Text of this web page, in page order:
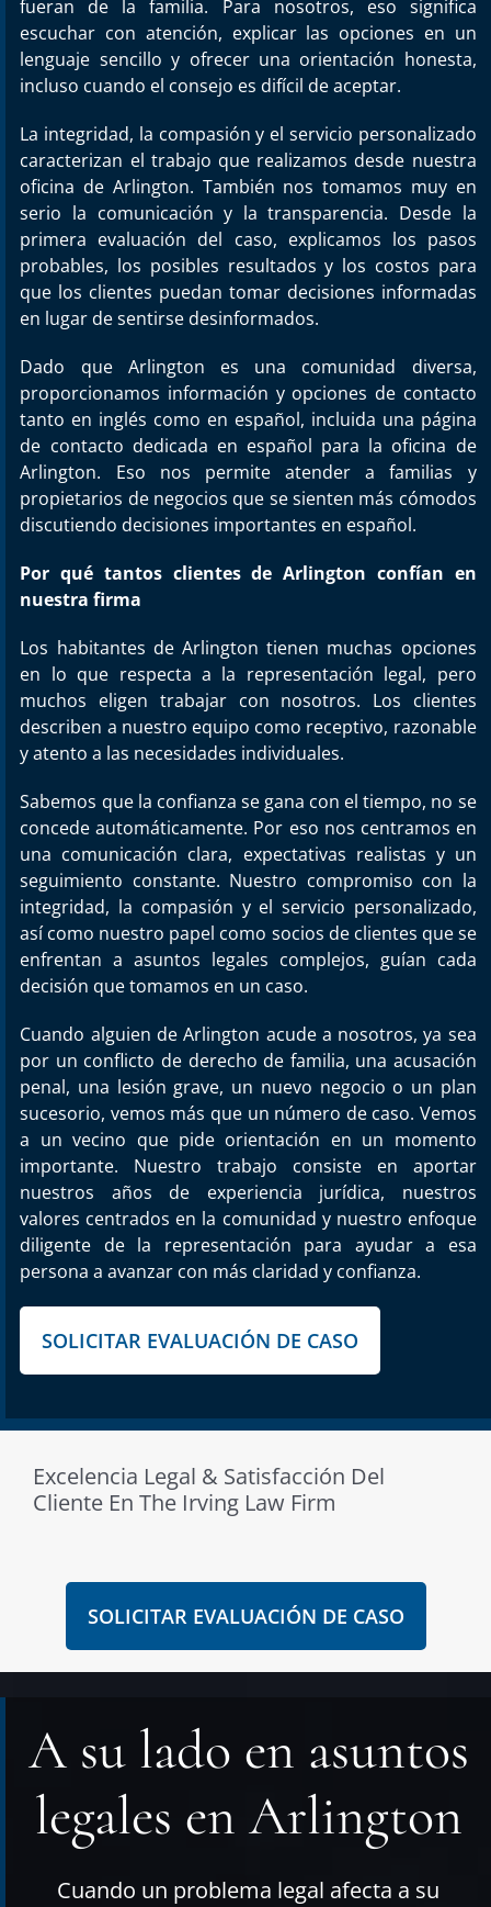
fueran de la familia. Para nosotros, eso significa
escuchar con atención, explicar las opciones en un
lenguaje sencillo y ofrecer una orientación honesta,
incluso cuando el consejo es difícil de aceptar.
La integridad, la compasión y el servicio personalizado
caracterizan el trabajo que realizamos desde nuestra
oficina de Arlington. También nos tomamos muy en
serio la comunicación y la transparencia. Desde la
primera evaluación del caso, explicamos los pasos
probables, los posibles resultados y los costos para
que los clientes puedan tomar decisiones informadas
en lugar de sentirse desinformados.
Dado que Arlington es una comunidad diversa,
proporcionamos información y opciones de contacto
tanto en inglés como en español, incluida una página
de contacto dedicada en español para la oficina de
Arlington. Eso nos permite atender a familias y
propietarios de negocios que se sienten más cómodos
discutiendo decisiones importantes en español.
Por qué tantos clientes de Arlington confían en
nuestra firma
Los habitantes de Arlington tienen muchas opciones
en lo que respecta a la representación legal, pero
muchos eligen trabajar con nosotros. Los clientes
describen a nuestro equipo como receptivo, razonable
y atento a las necesidades individuales.
Sabemos que la confianza se gana con el tiempo, no se
concede automáticamente. Por eso nos centramos en
una comunicación clara, expectativas realistas y un
seguimiento constante. Nuestro compromiso con la
integridad, la compasión y el servicio personalizado,
así como nuestro papel como socios de clientes que se
enfrentan a asuntos legales complejos, guían cada
decisión que tomamos en un caso.
Cuando alguien de Arlington acude a nosotros, ya sea
por un conflicto de derecho de familia, una acusación
penal, una lesión grave, un nuevo negocio o un plan
sucesorio, vemos más que un número de caso. Vemos
a un vecino que pide orientación en un momento
importante. Nuestro trabajo consiste en aportar
nuestros años de experiencia jurídica, nuestros
valores centrados en la comunidad y nuestro enfoque
diligente de la representación para ayudar a esa
persona a avanzar con más claridad y confianza.
SOLICITAR EVALUACIÓN DE CASO
Excelencia Legal & Satisfacción Del
Cliente En The Irving Law Firm
SOLICITAR EVALUACIÓN DE CASO
A su lado en asuntos
legales en Arlington
Cuando un problema legal afecta a su